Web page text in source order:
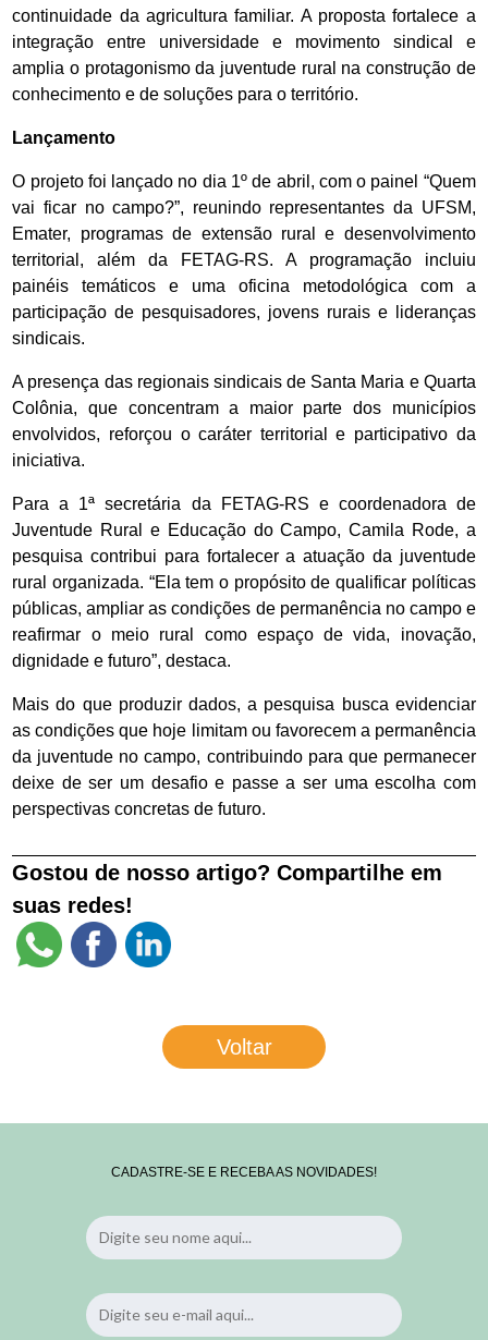
continuidade da agricultura familiar. A proposta fortalece a
integração entre universidade e movimento sindical e
amplia o protagonismo da juventude rural na construção de
conhecimento e de soluções para o território.
Lançamento
O projeto foi lançado no dia 1º de abril, com o painel “Quem
vai ficar no campo?”, reunindo representantes da UFSM,
Emater, programas de extensão rural e desenvolvimento
territorial, além da FETAG-RS. A programação incluiu
painéis temáticos e uma oficina metodológica com a
participação de pesquisadores, jovens rurais e lideranças
sindicais.
A presença das regionais sindicais de Santa Maria e Quarta
Colônia, que concentram a maior parte dos municípios
envolvidos, reforçou o caráter territorial e participativo da
iniciativa.
Para a 1ª secretária da FETAG-RS e coordenadora de
Juventude Rural e Educação do Campo, Camila Rode, a
pesquisa contribui para fortalecer a atuação da juventude
rural organizada. “Ela tem o propósito de qualificar políticas
públicas, ampliar as condições de permanência no campo e
reafirmar o meio rural como espaço de vida, inovação,
dignidade e futuro”, destaca.
Mais do que produzir dados, a pesquisa busca evidenciar
as condições que hoje limitam ou favorecem a permanência
da juventude no campo, contribuindo para que permanecer
deixe de ser um desafio e passe a ser uma escolha com
perspectivas concretas de futuro.
Gostou de nosso artigo? Compartilhe em
suas redes!
Voltar
CADASTRE-SE E RECEBA AS NOVIDADES!